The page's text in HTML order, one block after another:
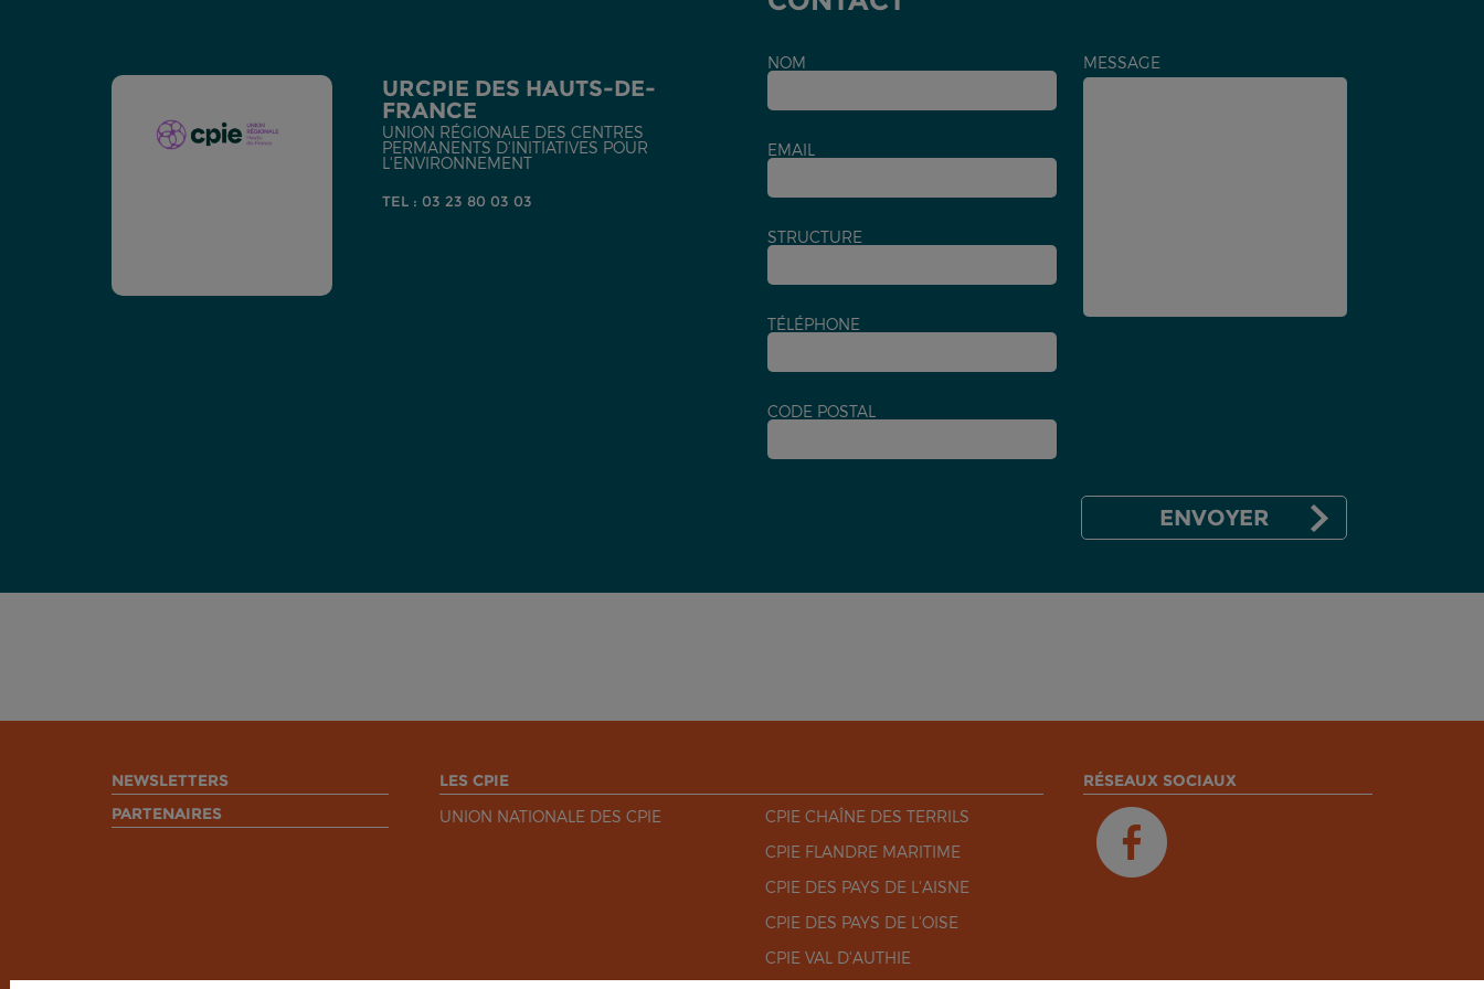
URCPIE DES HAUTS-DE-
FRANCE
UNION RÉGIONALE DES CENTRES
PERMANENTS D'INITIATIVES POUR
L'ENVIRONNEMENT
TEL : 03 23 80 03 03
NOM
EMAIL
STRUCTURE
TÉLÉPHONE
CODE POSTAL
MESSAGE
NEWSLETTERS
PARTENAIRES
LES CPIE
UNION NATIONALE DES CPIE
CPIE CHAÎNE DES TERRILS
CPIE FLANDRE MARITIME
CPIE DES PAYS DE L'AISNE
CPIE DES PAYS DE L'OISE
CPIE VAL D'AUTHIE
RÉSEAUX SOCIAUX